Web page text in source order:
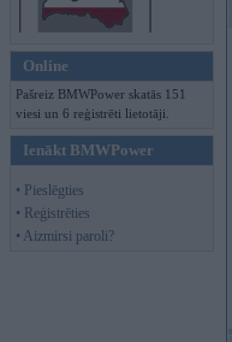
Online
Pašreiz BMWPower skatās 151
viesi un 6 reģistrēti lietotāji.
Ienākt BMWPower
• Pieslēgties
• Reģistrēties
• Aizmirsi paroli?